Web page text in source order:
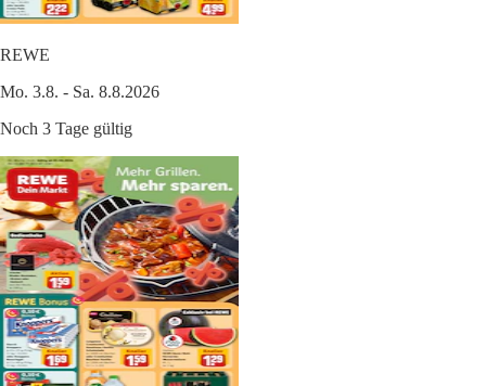
REWE
Mo. 3.8. - Sa. 8.8.2026
Noch 3 Tage gültig